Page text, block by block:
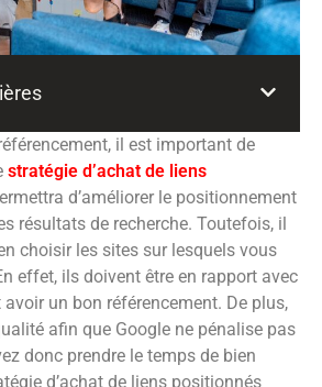
il est important de
stratégie d’achat de liens
d’améliorer le positionnement
résultats de recherche. Toutefois, il
choisir les sites sur lesquels vous
effet, ils doivent être en rapport avec
un bon référencement. De plus,
afin que Google ne pénalise pas
donc prendre le temps de bien
d’achat de liens positionnés